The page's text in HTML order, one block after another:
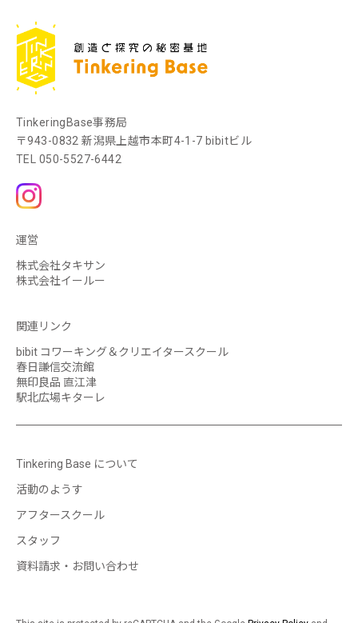
TinkeringBase事務局
〒943-0832 新潟県上越市本町4-1-7 bibitビル
TEL 050-5527-6442
運営
株式会社タキサン
株式会社イールー
関連リンク
bibit コワーキング＆クリエイタースクール
春日謙信交流館
無印良品 直江津
駅北広場キターレ
Tinkering Base について
活動のようす
アフタースクール
スタッフ
資料請求・お問い合わせ